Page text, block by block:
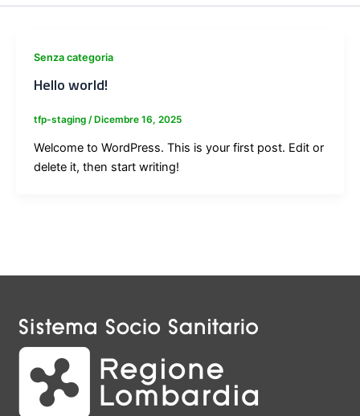
Senza categoria
Hello world!
tfp-staging / Dicembre 16, 2025
Welcome to WordPress. This is your first post. Edit or
delete it, then start writing!